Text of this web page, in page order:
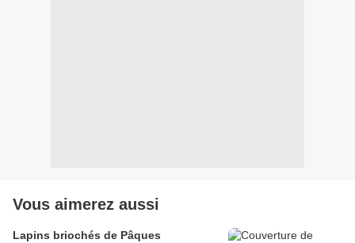
Vous aimerez aussi
Lapins briochés de Pâques